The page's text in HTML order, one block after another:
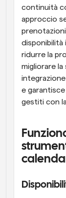
Webhook
Ricevi
continuità
approccio
disponibilità
ridurre la
migliorare
e
gestiti con